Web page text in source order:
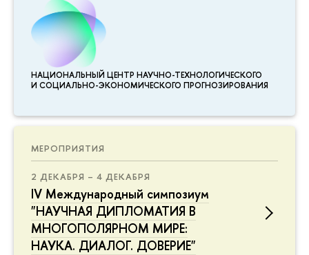
НАЦИОНАЛЬНЫЙ ЦЕНТР НАУЧНО-ТЕХНОЛОГИЧЕСКОГО
И СОЦИАЛЬНО-ЭКОНОМИЧЕСКОГО ПРОГНОЗИРОВАНИЯ
МЕРОПРИЯТИЯ
2 ДЕКАБРЯ – 4 ДЕКАБРЯ
IV Международный симпозиум
"НАУЧНАЯ ДИПЛОМАТИЯ В
МНОГОПОЛЯРНОМ МИРЕ:
НАУКА. ДИАЛОГ. ДОВЕРИЕ"